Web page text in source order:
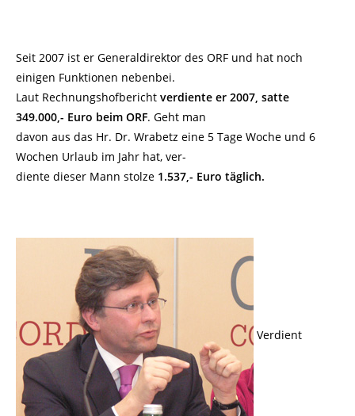
Seit 2007 ist er Generaldirektor des ORF und hat noch
einigen Funktionen nebenbei.
Laut Rechnungshofbericht verdiente er 2007, satte
349.000,- Euro beim ORF. Geht man
davon aus das Hr. Dr. Wrabetz eine 5 Tage Woche und 6
Wochen Urlaub im Jahr hat, ver-
diente dieser Mann stolze 1.537,- Euro täglich.
Verdient